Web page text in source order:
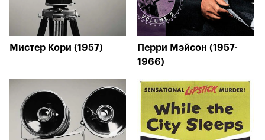
Мистер Кори (1957)
Перри Мэйсон (1957-
1966)